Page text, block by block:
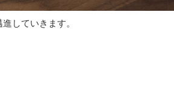
していきます。